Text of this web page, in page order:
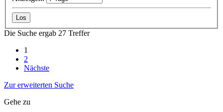
Die Suche ergab 27 Treffer
1
2
Nächste
Zur erweiterten Suche
Gehe zu